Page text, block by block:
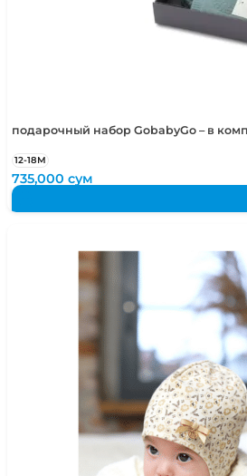
подарочный набор GobabyGo – в
12-18М
735,000сум